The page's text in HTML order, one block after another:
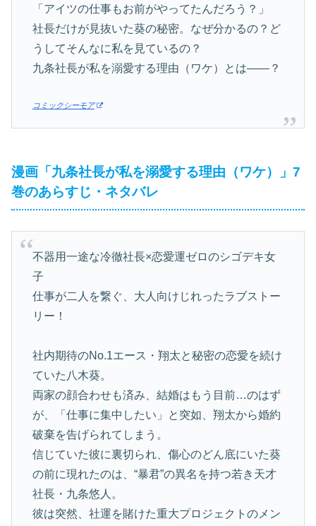
「アイツの仕事もお前がやってたんだろう？」
社長だけが見抜いた葵の秘密。なぜ分かるの？ど
うしてそんなに私を見ているの？
九条社長が私を溺愛する理由（ワケ）とは——？
コミックシーモア
漫画「九条社長が私を溺愛する理由（ワケ）」7
巻のあらすじ・ネタバレ
不器用一途な冷徹社長×恋愛運ゼロのシゴデキ女
子
仕事が二人を繋ぐ、大人向けじれったラブストー
リー！
社内期待のNo.1エース・翔太と秘密の恋愛を続け
ていた八木葵。
両家の顔合わせも済み、結婚はもう目前…のはず
が、「仕事に集中したい」と突如、翔太から婚約
破棄を告げられてしまう。
信じていた彼に裏切られ、傷心のどん底にいた葵
の前に現れたのは、“暴君”の異名を持つ若き天才
社長・九条悠人。
彼は突然、社運を賭けた重大プロジェクトのメン